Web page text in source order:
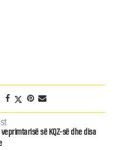
së KQZ-së dhe disa